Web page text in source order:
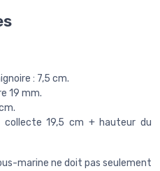
: 7,5 cm.
19 mm.
collecte 19,5 cm + hauteur du
marine ne doit pas seulement